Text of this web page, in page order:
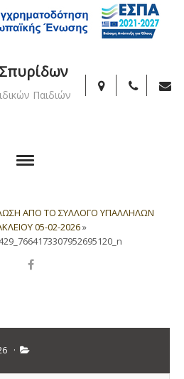
Παιδιών
ΑΠΟ ΤΟ ΣΥΛΛΟΓΟ ΥΠΑΛΛΗΛΩΝ
05-02-2026»
·